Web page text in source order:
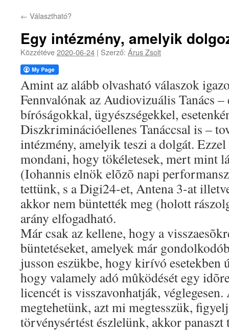
tartalomba
← Választható?
Egy intézmény, amelyik
Közzétéve2020-06-24 | Szerző: Árus Zsolt
Amint az alább olvasható válaszok
Fennvalónak az Audiovizuális Tanács –
bíróságokkal, ügyészségekkel,
Diszkriminációellenes Tanáccsal is –
intézmény, amelyik teszi a dolgát.
mondani, hogy tökéletesek, mert mint
(Iohannis elnök elõzõ napi
tettünk, s a Digi24-et, Antena 3-at
akkor nem büntették meg (holott
arány elfogadható.
Már csak az kellene, hogy a
büntetéseket, amelyek már
jusson eszükbe, hogy kirívó esetekben
hogy valamely adó mûködését egy
licencét is visszavonhatják,
megtehetünk, azt mi megtesszük,
törvénysértést észlelünk, akkor panaszt